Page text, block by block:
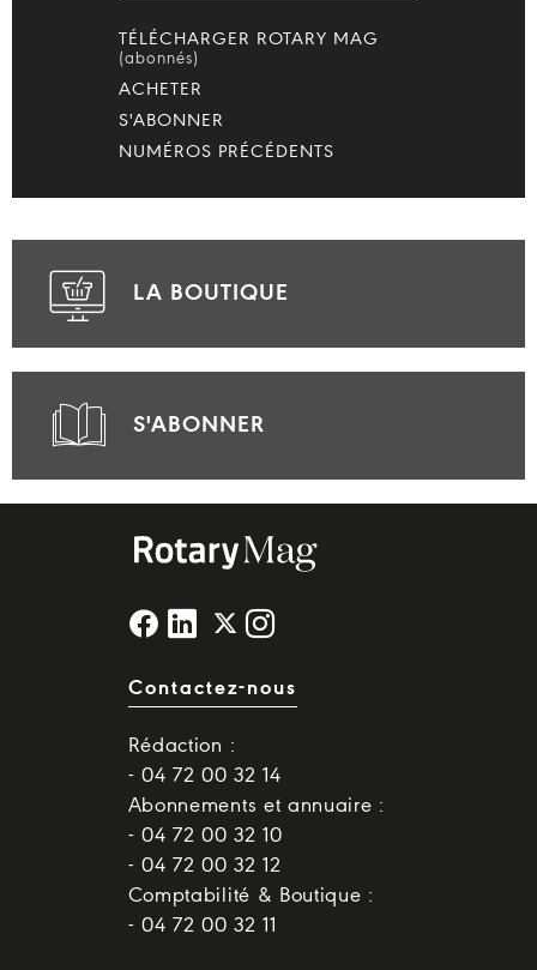
TÉLÉCHARGER ROTARY MAG
(abonnés)
ACHETER
S'ABONNER
NUMÉROS PRÉCÉDENTS
LA BOUTIQUE
S'ABONNER
Contactez-nous
Rédaction :
- 04 72 00 32 14
Abonnements et annuaire :
- 04 72 00 32 10
- 04 72 00 32 12
Comptabilité & Boutique :
- 04 72 00 32 11